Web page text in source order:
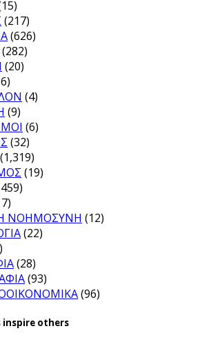
(217)
(626)
(282)
(20)
(4)
(9)
(6)
(32)
(1,319)
(19)
ΝΟΗΜΟΣΥΝΗ (12)
(22)
(28)
(93)
(96)
others